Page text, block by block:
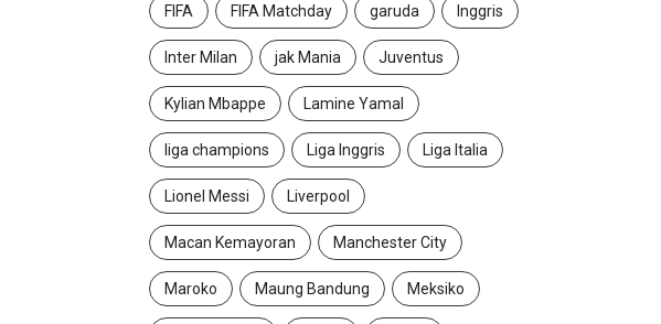
FIFA FIFA Matchday garuda Inggris
Inter Milan jak Mania Juventus
Kylian Mbappe Lamine Yamal
liga champions Liga Inggris Liga Italia
Lionel Messi Liverpool
Macan Kemayoran Manchester City
Maroko Maung Bandung Meksiko